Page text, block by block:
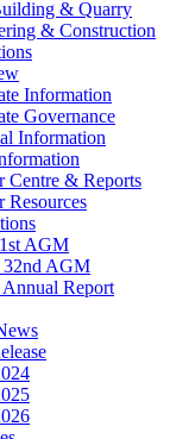
& Quarry
& Construction
Information
Governance
Information
Centre & Reports
Resources
AGM
AGM
Report